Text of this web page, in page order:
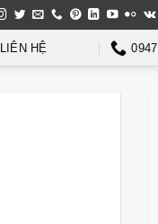
LIÊN HỆ